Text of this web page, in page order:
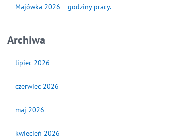
Majówka 2026 – godziny pracy.
Archiwa
lipiec 2026
czerwiec 2026
maj 2026
kwiecień 2026